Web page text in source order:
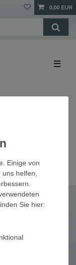
0,00 EUR
☰
Einige von
helfen,
Sie hier: